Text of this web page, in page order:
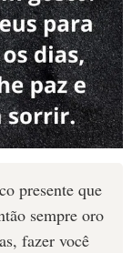
presente que
sempre oro
fazer você